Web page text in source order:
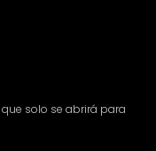
solo se abrirá para